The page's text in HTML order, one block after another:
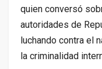
quien conversó
autoridades de
luchando contra el
la criminalidad